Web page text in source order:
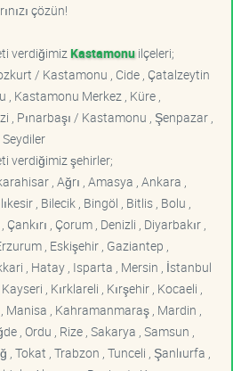
çözün!
verdiğimiz Kastamonuilçeleri;
/ Kastamonu , Cide , Çatalzeytin
, Kastamonu Merkez , Küre ,
, Pınarbaşı / Kastamonu , Şenpazar ,
verdiğimiz şehirler;
, Ağrı , Amasya , Ankara ,
, Bilecik , Bingöl , Bitlis , Bolu ,
, Çorum , Denizli , Diyarbakır ,
, Eskişehir , Gaziantep ,
, Hatay , Isparta , Mersin , İstanbul
, Kırklareli , Kırşehir , Kocaeli ,
, Kahramanmaraş , Mardin ,
, Ordu , Rize , Sakarya , Samsun ,
, Tokat , Trabzon , Tunceli , Şanlıurfa ,